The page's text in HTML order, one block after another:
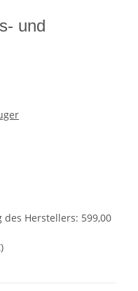
und
des Herstellers: 599,00
)